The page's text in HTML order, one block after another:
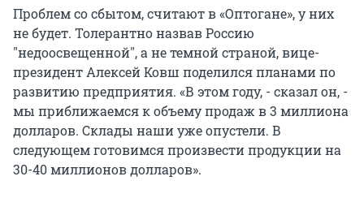
Проблем со сбытом, считают в «Оптогане», у них
не будет. Толерантно назвав Россию
"недоосвещенной", а не темной страной, вице-
президент Алексей Ковш поделился планами по
развитию предприятия. «В этом году, - сказал он, -
мы приближаемся к объему продаж в 3 миллиона
долларов. Склады наши уже опустели. В
следующем готовимся произвести продукции на
30-40 миллионов долларов».